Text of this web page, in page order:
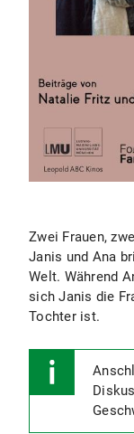
Zwei Frauen,
Janis und Ana
Welt. Während
sich Janis die
Tochter ist.